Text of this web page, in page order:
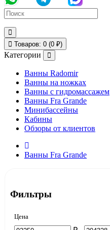
Товаров: 0 (0 ₽)
Категории
Ванны Radomir
Ванны на ножках
Ванны с гидромассажем
Ванны Fra Grande
Минибассейны
Кабины
Обзоры от клиентов
Ванны Fra Grande
Фильтры
Цена